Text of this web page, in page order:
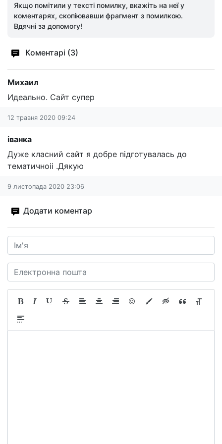
Якщо помітили у тексті помилку, вкажіть на неї у
коментарях, скопіювавши фрагмент з помилкою.
Вдячні за допомогу!
Коментарі (3)
Михаил
Идеально. Сайт супер
12 травня 2020 09:24
іванка
Дуже класний сайт я добре підготувалась до
тематичноіі .Дякую
9 листопада 2020 23:06
Додати коментар